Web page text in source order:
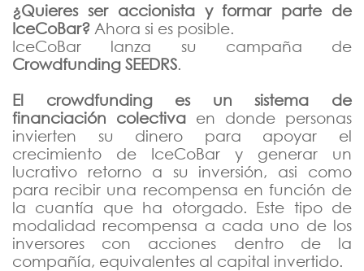
Junio
Mayo
Marzo
Febrero
Enero
2018
¿Quieres ser accionista y formar parte de
IceCoBar? Ahora si es posible.
IceCoBar lanza su campaña de
Crowdfunding SEEDRS.
El crowdfunding es un sistema de
financiación colectiva en donde personas
invierten su dinero para apoyar el
crecimiento de IceCoBar y generar un
lucrativo retorno a su inversión, asi como
para recibir una recompensa en función de
la cuantía que ha otorgado. Este tipo de
modalidad recompensa a cada uno de los
inversores con acciones dentro de la
compañía, equivalentes al capital invertido.